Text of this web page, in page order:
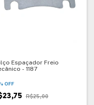
Espaçador Freio
- 1187
OFF
R$25,00